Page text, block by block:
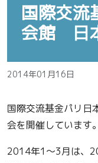
国際交流
会館 日
2014年01月16日
国際交流基金パリ日
会を開催しています。
2014年1〜3月は、